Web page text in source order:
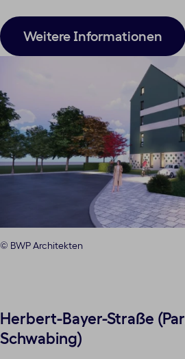
Weitere Informationen
© BWP Architekten
Herbert-Bayer-Straße
Schwabing)